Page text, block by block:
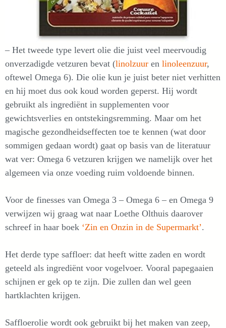
– Het tweede type levert olie die juist veel meervoudig
onverzadigde vetzuren bevat (linolzuur en linoleenzuur,
oftewel Omega 6). Die olie kun je juist beter niet verhitten
en hij moet dus ook koud worden geperst. Hij wordt
gebruikt als ingrediënt in supplementen voor
gewichtsverlies en ontstekingsremming. Maar om het
magische gezondheidseffecten toe te kennen (wat door
sommigen gedaan wordt) gaat op basis van de literatuur
wat ver: Omega 6 vetzuren krijgen we namelijk over het
algemeen via onze voeding ruim voldoende binnen.
Voor de finesses van Omega 3 – Omega 6 – en Omega 9
verwijzen wij graag wat naar Loethe Olthuis daarover
schreef in haar boek ‘Zin en Onzin in de Supermarkt’.
Het derde type saffloer: dat heeft witte zaden en wordt
geteeld als ingrediënt voor vogelvoer. Vooral papegaaien
schijnen er gek op te zijn. Die zullen dan wel geen
hartklachten krijgen.
Saffloerolie wordt ook gebruikt bij het maken van zeep,